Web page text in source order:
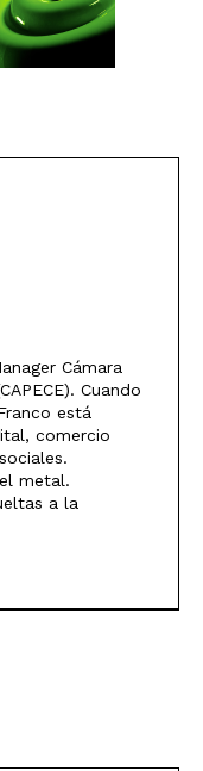
Cámara
Cuando
está
comercio
metal.
a la